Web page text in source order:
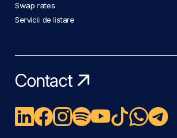
Swap rates
Servicii de listare
Contact